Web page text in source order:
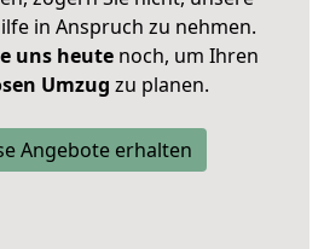
in Anspruch zu nehmen.
uns heutenoch, um Ihren
Umzug zu planen.
Angebote erhalten